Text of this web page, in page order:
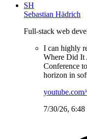
SH
Sebastian Hädrich
Full-stack web
I can highly
Where Did It
Conference
horizon in
7/30/26,